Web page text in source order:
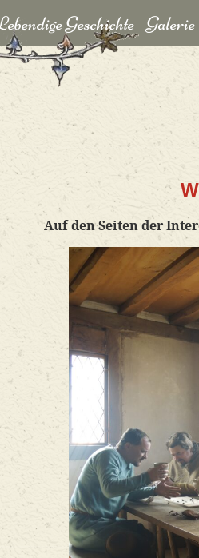
Geschichte Galerie
Auf den Seiten der